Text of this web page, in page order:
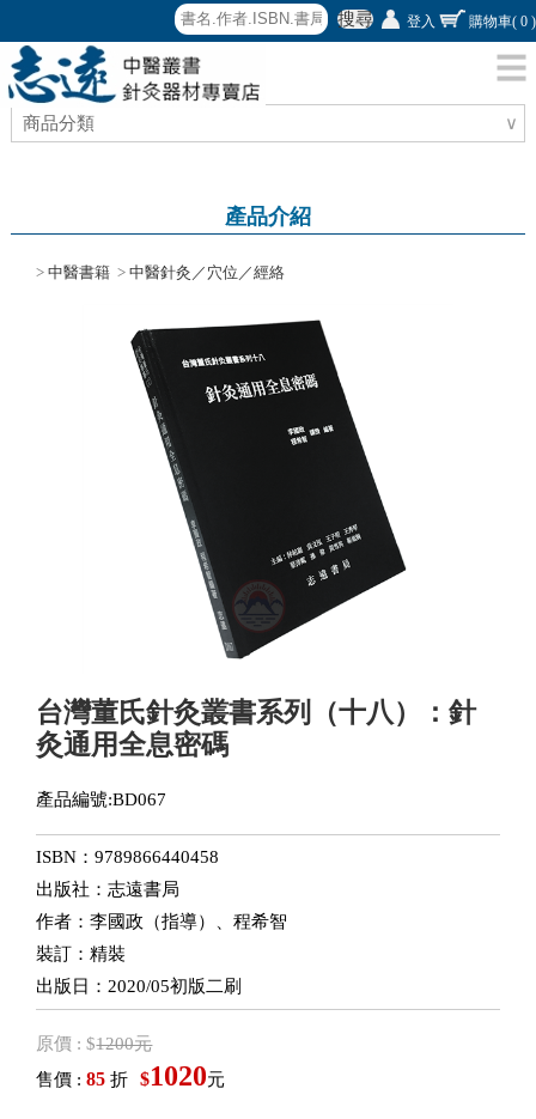
搜尋 登入 購物車( 0 )
商品分類 ∨
產品介紹
>中醫書籍 >中醫針灸／穴位／經絡
台灣董氏針灸叢書系列（十八）：針
灸通用全息密碼
產品編號:BD067
ISBN：9789866440458
出版社：志遠書局
作者：李國政（指導）、程希智
裝訂：精裝
出版日：2020/05初版二刷
原價 : $1200元
售價 :85 折 $1020元